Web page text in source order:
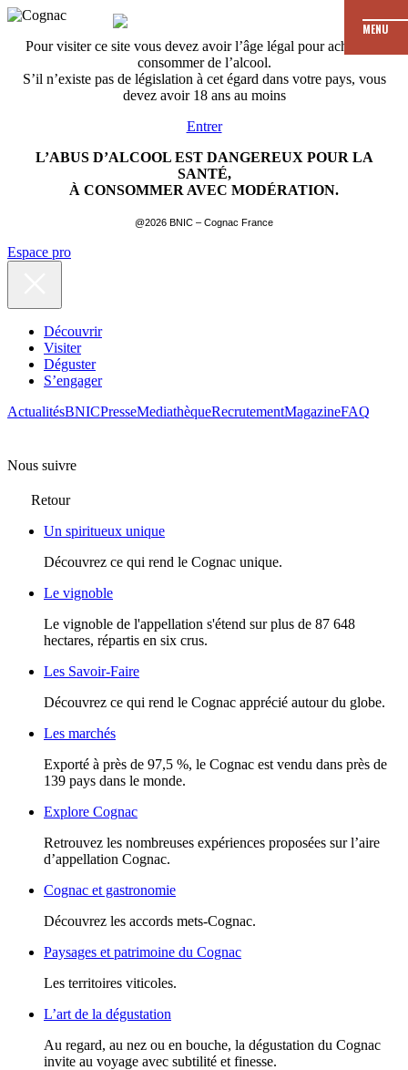
Pour visiter ce site vous devez avoir l’âge légal pour acheter et
consommer de l’alcool.
S’il n’existe pas de législation à cet égard dans votre pays, vous
devez avoir 18 ans au moins
Entrer
L’ABUS D’ALCOOL EST DANGEREUX POUR LA
SANTÉ,
À CONSOMMER AVEC MODÉRATION.
@2026 BNIC – Cognac France
MENU
Espace pro
Découvrir
Visiter
Déguster
S’engager
ActualitésBNICPresseMediathèqueRecrutementMagazineFAQ
Nous suivre
Retour
Un spiritueux unique
Découvrez ce qui rend le Cognac unique.
Le vignoble
Le vignoble de l'appellation s'étend sur plus de 87 648
hectares, répartis en six crus.
Les Savoir-Faire
Découvrez ce qui rend le Cognac apprécié autour du globe.
Les marchés
Exporté à près de 97,5 %, le Cognac est vendu dans près de
139 pays dans le monde.
Explore Cognac
Retrouvez les nombreuses expériences proposées sur l’aire
d’appellation Cognac.
Cognac et gastronomie
Découvrez les accords mets-Cognac.
Paysages et patrimoine du Cognac
Les territoires viticoles.
L’art de la dégustation
Au regard, au nez ou en bouche, la dégustation du Cognac
invite au voyage avec subtilité et finesse.